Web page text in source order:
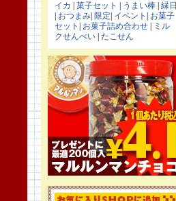
イカ 菓子セット うまい棒 縁日
おつまみ 限定 イベント
お菓子
セット
お菓子詰め合わせ
ミル
クせんべい たこせん